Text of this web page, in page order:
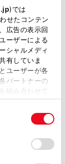
)では
せたコンテン
広告の表示回
ーザーによる
シャルメディ
有していま
ユーザーが各
パートナーの
組み合わせて
用を続行する
れることに同
プトアウト、
は、当社の